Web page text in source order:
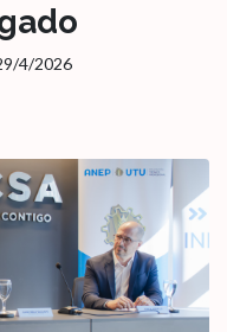
4/2026